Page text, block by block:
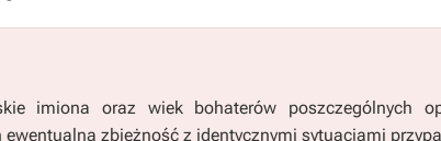
imiona oraz wiek bohaterów poszczególnych
ewentualna zbieżność z identycznymi sytuacjami